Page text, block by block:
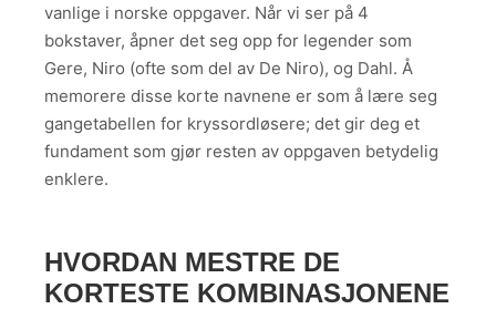
vanlige i norske oppgaver. Når vi ser på 4
bokstaver, åpner det seg opp for legender som
Gere, Niro (ofte som del av De Niro), og Dahl. Å
memorere disse korte navnene er som å lære seg
gangetabellen for kryssordløsere; det gir deg et
fundament som gjør resten av oppgaven betydelig
enklere.
HVORDAN MESTRE DE
KORTESTE KOMBINASJONENE